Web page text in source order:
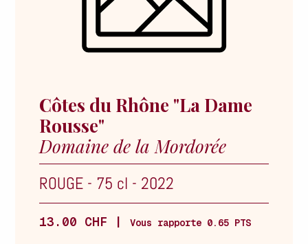
Côtes du Rhône "La Dame
Rousse"
Domaine de la Mordorée
ROUGE - 75 cl - 2022
13.00 CHF | Vous rapporte 0.65 PTS